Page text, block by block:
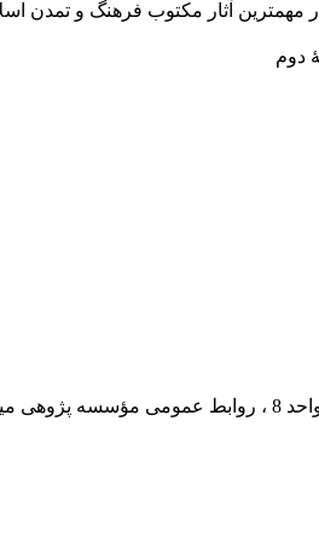
و احیا و انتشار مهمترین آثار مكتوب فرهنگ